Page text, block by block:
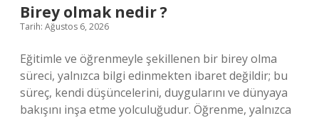
Birey olmak nedir ?
Tarih: Ağustos 6, 2026
Eğitimle ve öğrenmeyle şekillenen bir birey olma
süreci, yalnızca bilgi edinmekten ibaret değildir; bu
süreç, kendi düşüncelerini, duygularını ve dünyaya
bakışını inşa etme yolculuğudur. Öğrenme, yalnızca